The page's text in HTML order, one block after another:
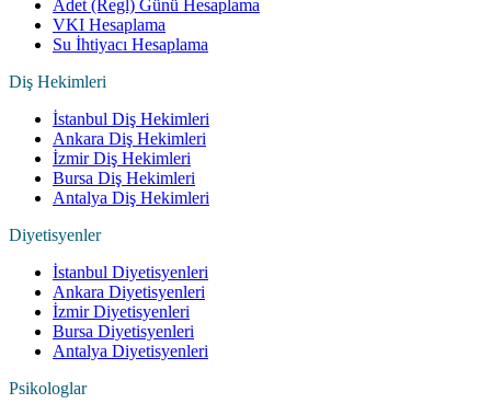
Adet (Regl) Günü Hesaplama
VKI Hesaplama
Su İhtiyacı Hesaplama
Diş Hekimleri
İstanbul Diş Hekimleri
Ankara Diş Hekimleri
İzmir Diş Hekimleri
Bursa Diş Hekimleri
Antalya Diş Hekimleri
Diyetisyenler
İstanbul Diyetisyenleri
Ankara Diyetisyenleri
İzmir Diyetisyenleri
Bursa Diyetisyenleri
Antalya Diyetisyenleri
Psikologlar